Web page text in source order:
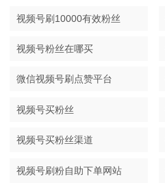
视频号刷10000有效粉丝
视频号粉丝在哪买
微信视频号刷点赞平台
视频号买粉丝
视频号买粉丝渠道
视频号刷粉自助下单网站